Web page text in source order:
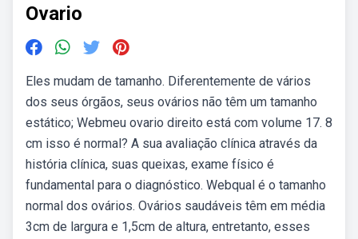
Ovario
Eles mudam de tamanho. Diferentemente de vários
dos seus órgãos, seus ovários não têm um tamanho
estático; Webmeu ovario direito está com volume 17. 8
cm isso é normal? A sua avaliação clínica através da
história clínica, suas queixas, exame físico é
fundamental para o diagnóstico. Webqual é o tamanho
normal dos ovários. Ovários saudáveis têm em média
3cm de largura e 1,5cm de altura, entretanto, esses